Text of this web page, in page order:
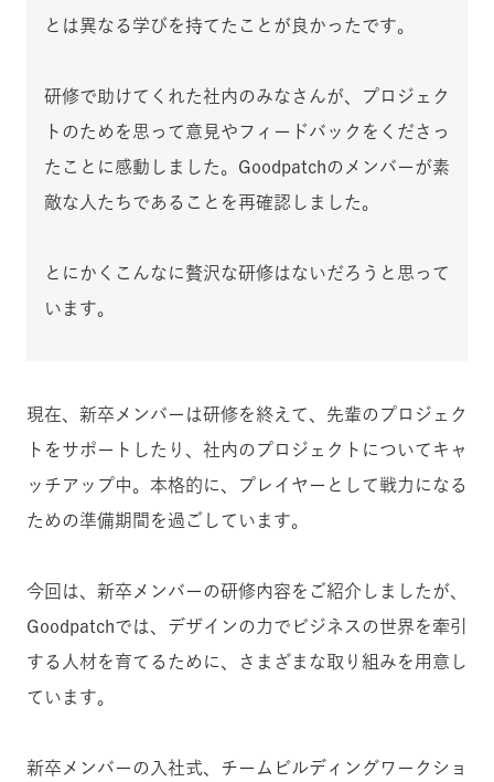
とは異なる学びを持てたことが良かったです。
研修で助けてくれた社内のみなさんが、プロジェク
トのためを思って意見やフィードバックをくださっ
たことに感動しました。Goodpatchのメンバーが素
敵な人たちであることを再確認しました。
とにかくこんなに贅沢な研修はないだろうと思って
います。
現在、新卒メンバーは研修を終えて、先輩のプロジェク
トをサポートしたり、社内のプロジェクトについてキャ
ッチアップ中。本格的に、プレイヤーとして戦力になる
ための準備期間を過ごしています。
今回は、新卒メンバーの研修内容をご紹介しましたが、
Goodpatchでは、デザインの力でビジネスの世界を牽引
する人材を育てるために、さまざまな取り組みを用意し
ています。
新卒メンバーの入社式、チームビルディングワークショ